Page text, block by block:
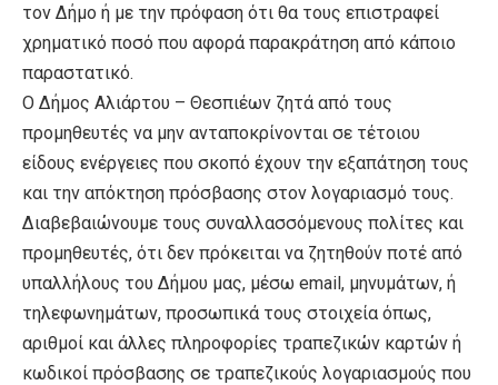
τον Δήμο ή με την πρόφαση ότι θα τους επιστραφεί
χρηματικό ποσό που αφορά παρακράτηση από κάποιο
παραστατικό.
Ο Δήμος Αλιάρτου – Θεσπιέων ζητά από τους
προμηθευτές να μην ανταποκρίνονται σε τέτοιου
είδους ενέργειες που σκοπό έχουν την εξαπάτηση τους
και την απόκτηση πρόσβασης στον λογαριασμό τους.
Διαβεβαιώνουμε τους συναλλασσόμενους πολίτες και
προμηθευτές, ότι δεν πρόκειται να ζητηθούν ποτέ από
υπαλλήλους του Δήμου μας, μέσω email, μηνυμάτων, ή
τηλεφωνημάτων, προσωπικά τους στοιχεία όπως,
αριθμοί και άλλες πληροφορίες τραπεζικών καρτών ή
κωδικοί πρόσβασης σε τραπεζικούς λογαριασμούς που